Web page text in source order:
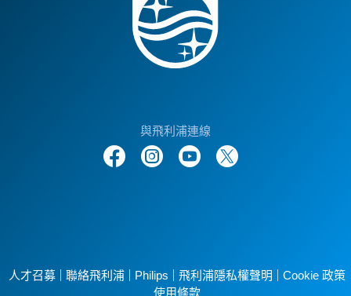
與飛利浦連線
人才召募 聯絡飛利浦 Philips 飛利浦隱私權聲明
Cookie 政策
使用條款